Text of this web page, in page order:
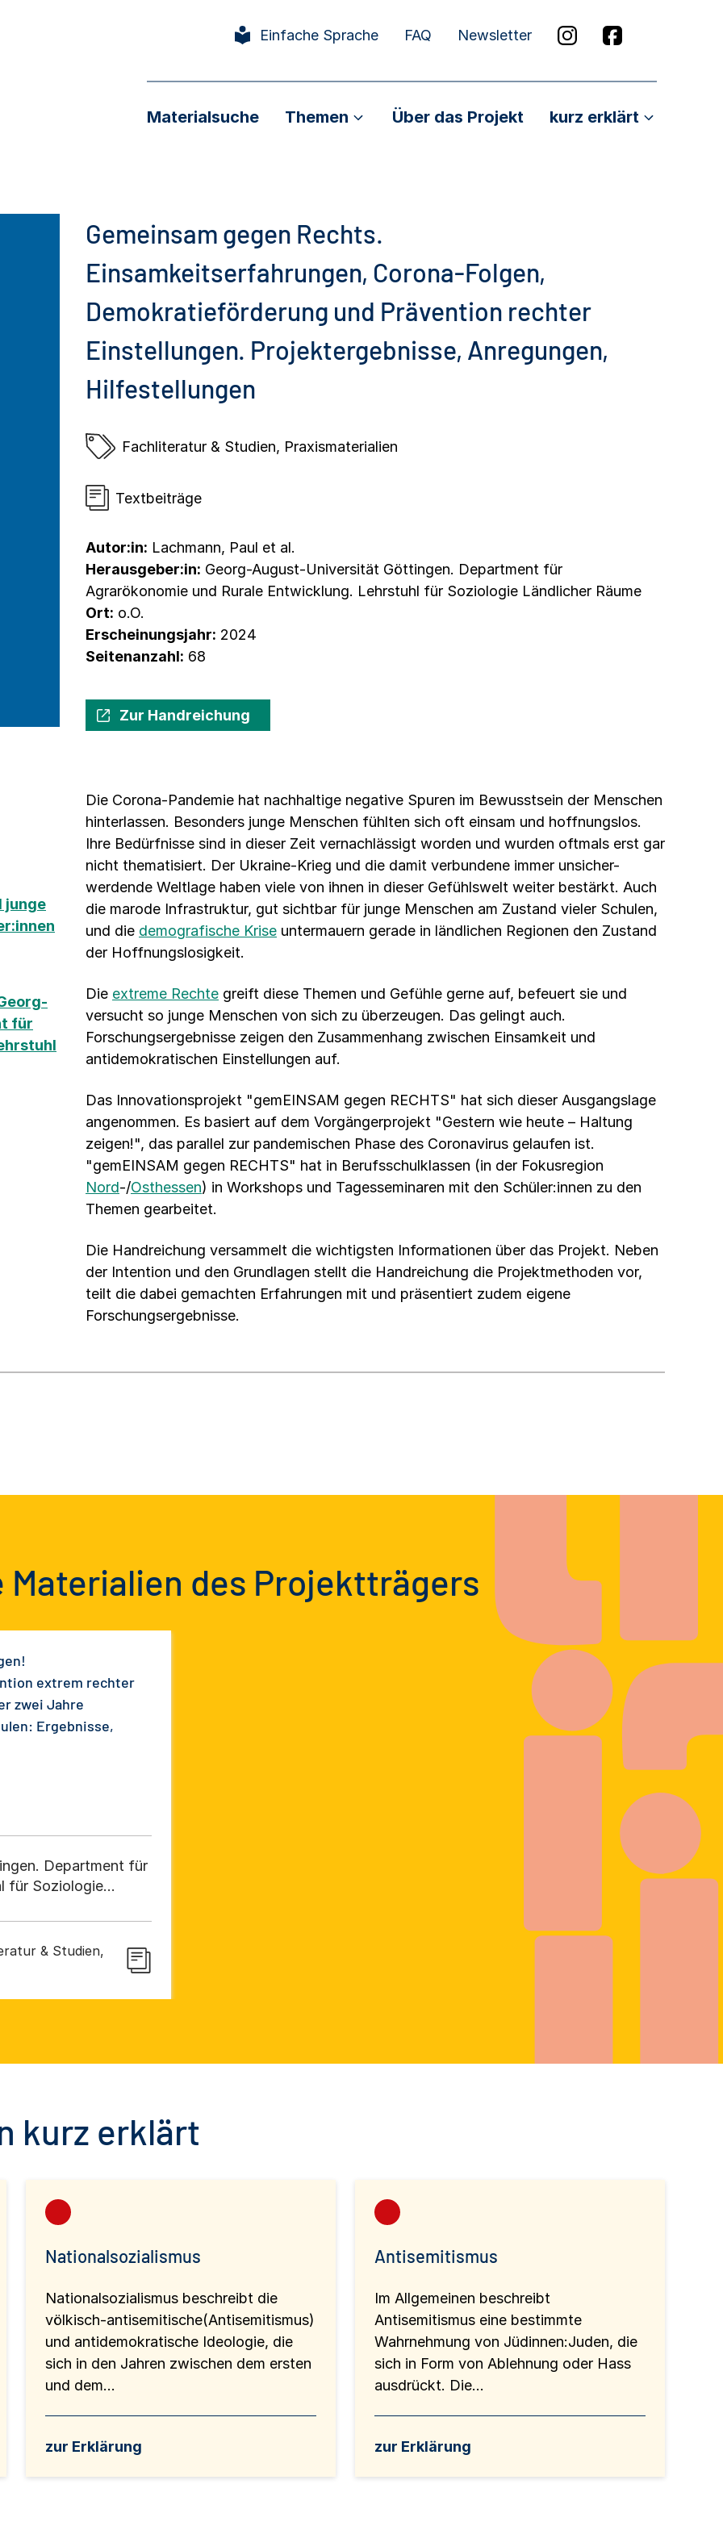
Einfache Sprache FAQ Newsletter
Materialsuche Themen Über das Projekt kurz erklärt
Gemeinsam gegen Rechts.
Einsamkeitserfahrungen, Corona-Folgen,
Demokratieförderung und Prävention rechter
Einstellungen. Projektergebnisse, Anregungen,
Hilfestellungen
Fachliteratur & Studien, Praxismaterialien
Textbeiträge
Autor:in: Lachmann, Paul et al.
Herausgeber:in: Georg-August-Universität Göttingen. Department für
Agrarökonomie und Rurale Entwicklung. Lehrstuhl für Soziologie Ländlicher Räume
Ort: o.O.
Erscheinungsjahr: 2024
Seitenanzahl: 68
Zur Handreichung
junge
für
Die Corona-Pandemie hat nachhaltige negative Spuren im Bewusstsein der Menschen
hinterlassen. Besonders junge Menschen fühlten sich oft einsam und hoffnungslos.
Ihre Bedürfnisse sind in dieser Zeit vernachlässigt worden und wurden oftmals erst gar
nicht thematisiert. Der Ukraine-Krieg und die damit verbundene immer unsicher-
werdende Weltlage haben viele von ihnen in dieser Gefühlswelt weiter bestärkt. Auch
die marode Infrastruktur, gut sichtbar für junge Menschen am Zustand vieler Schulen,
und die demografische Krise untermauern gerade in ländlichen Regionen den Zustand
der Hoffnungslosigkeit.
Die extreme Rechte greift diese Themen und Gefühle gerne auf, befeuert sie und
versucht so junge Menschen von sich zu überzeugen. Das gelingt auch.
Forschungsergebnisse zeigen den Zusammenhang zwischen Einsamkeit und
antidemokratischen Einstellungen auf.
Das Innovationsprojekt "gemEINSAM gegen RECHTS" hat sich dieser Ausgangslage
angenommen. Es basiert auf dem Vorgängerprojekt "Gestern wie heute – Haltung
zeigen!", das parallel zur pandemischen Phase des Coronavirus gelaufen ist.
"gemEINSAM gegen RECHTS" hat in Berufsschulklassen (in der Fokusregion
Nord-/Osthessen) in Workshops und Tagesseminaren mit den Schüler:innen zu den
Themen gearbeitet.
Die Handreichung versammelt die wichtigsten Informationen über das Projekt. Neben
der Intention und den Grundlagen stellt die Handreichung die Projektmethoden vor,
teilt die dabei gemachten Erfahrungen mit und präsentiert zudem eigene
Forschungsergebnisse.
Materialien des Projektträgers
extrem rechter
zwei Jahre
Ergebnisse,
Department für
für Soziologie
& Studien,
kurz erklärt
Nationalsozialismus
Nationalsozialismus beschreibt die
völkisch-antisemitische(Antisemitismus)
und antidemokratische Ideologie, die
sich in den Jahren zwischen dem ersten
und dem...
zur Erklärung
Antisemitismus
Im Allgemeinen beschreibt
Antisemitismus eine bestimmte
Wahrnehmung von Jüdinnen:Juden, die
sich in Form von Ablehnung oder Hass
ausdrückt. Die...
zur Erklärung